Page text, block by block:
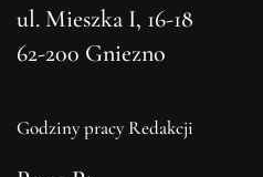
ul. Mieszka I, 16-18
62-200 Gniezno
Godziny pracy Redakcji